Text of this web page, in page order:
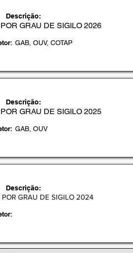
Descrição:
GRAU DE SIGILO 2026
GAB, OUV, COTAP
Descrição:
GRAU DE SIGILO 2025
GAB, OUV
Descrição:
POR GRAU DE SIGILO 2024